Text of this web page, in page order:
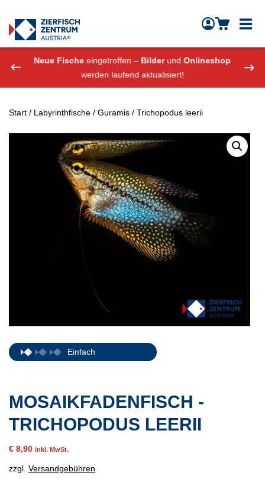
Zierfisch Aquarium Austria
Neue Fische eingetroffen – BilderundOnlineshop
werden laufend aktualisiert!
Start / Labyrinthfische / Guramis / Trichopodus leerii
Einfach
MOSAIKFADENFISCH -
TRICHOPODUS LEERII
€ 8,90 inkl. MwSt.
zzgl. Versandgebühren